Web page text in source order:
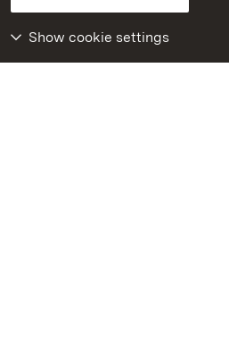
Show cookie settings
Declaration on barrier-free access
BITV-konform (geprüfte Seiten)